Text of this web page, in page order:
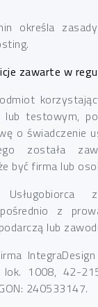
określa
zawarte w
lub testowym,
o świadczenie
została
być firma lub
z
lub
1008, 42-
240533147.